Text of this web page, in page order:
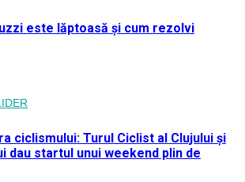
este lăptoasă și cum rezolvi
ciclismului: Turul Ciclist al Clujului și
dau startul unui weekend plin de